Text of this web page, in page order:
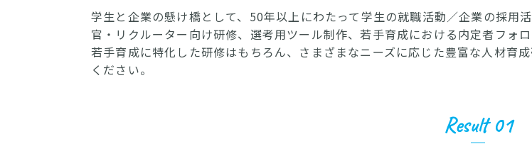
学生と企業の懸け橋として、50年以上にわたって学生の就職活動／企業の採用
官・リクルーター向け研修、選考用ツール制作、若手育成における内定者フォ
若手育成に特化した研修はもちろん、さまざまなニーズに応じた豊富な人材育
ください。
Result 01